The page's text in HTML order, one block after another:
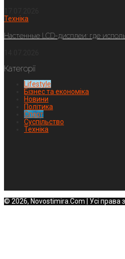
Техніка
Настенные LCD-дисплеи: где
Категорії
Lifestyle
Бізнес та економіка
Новини
Політика
Спорт
Суспільство
Техніка
© 2026, Novostimira.Com | Усі права